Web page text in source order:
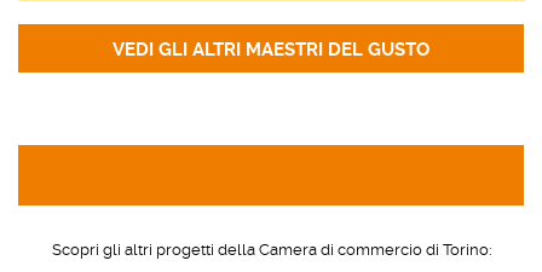
Scopri gli altri progetti della Camera di commercio di Torino: